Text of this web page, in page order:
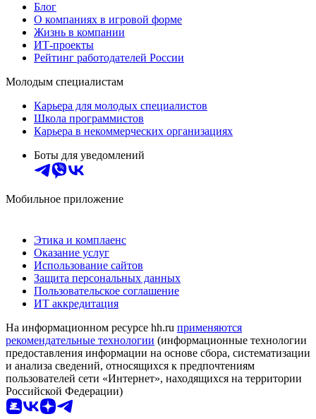
Блог
О компаниях в игровой форме
Жизнь в компании
ИТ-проекты
Рейтинг работодателей России
Молодым специалистам
Карьера для молодых специалистов
Школа программистов
Карьера в некоммерческих организациях
Боты для уведомлений
Мобильное приложение
Этика и комплаенс
Оказание услуг
Использование сайтов
Защита персональных данных
Пользовательское соглашение
ИТ аккредитация
На информационном ресурсе hh.ru применяются
рекомендательные технологии (информационные технологии
предоставления информации на основе сбора, систематизации
и анализа сведений, относящихся к предпочтениям
пользователей сети «Интернет», находящихся на территории
Российской Федерации)